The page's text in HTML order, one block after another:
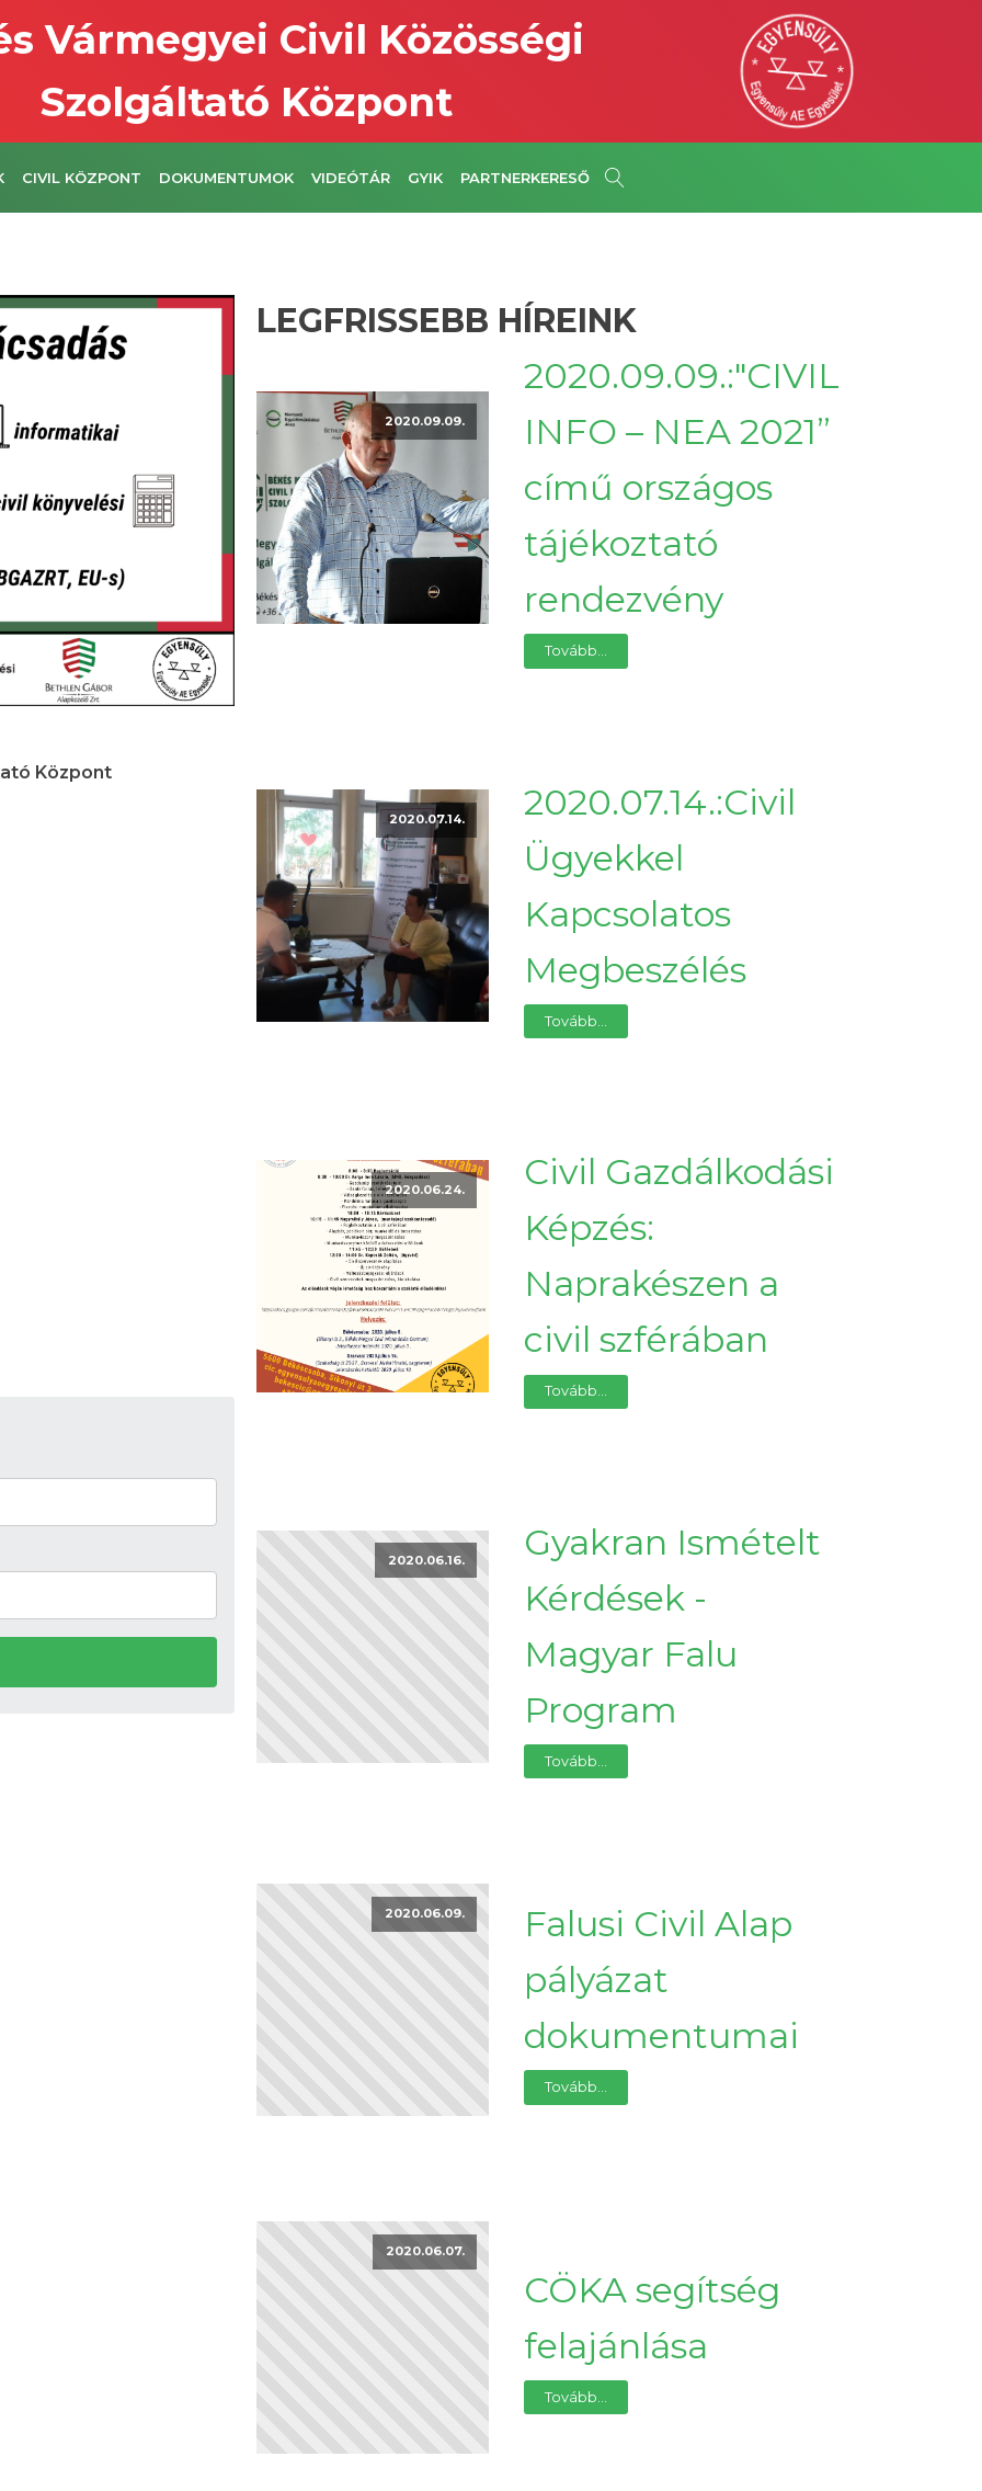
Vármegyei Civil Közösségi
Szolgáltató Központ
CIVIL KÖZPONT DOKUMENTUMOK VIDEÓTÁR GYIK PARTNERKERESŐ
Központ
LEGFRISSEBB HÍREINK
2020.09.09.
2020.09.09.:"CIVIL
INFO – NEA 2021”
című országos
tájékoztató
rendezvény
Tovább...
2020.07.14.
2020.07.14.:Civil
Ügyekkel
Kapcsolatos
Megbeszélés
Tovább...
2020.06.24.
Civil Gazdálkodási
Képzés:
Naprakészen a
civil szférában
Tovább...
2020.06.16.
Gyakran Ismételt
Kérdések -
Magyar Falu
Program
Tovább...
2020.06.09.
Falusi Civil Alap
pályázat
dokumentumai
Tovább...
2020.06.07.
CÖKA segítség
felajánlása
Tovább...